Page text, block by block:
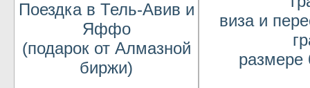
Поездка в Тель-Авив и
Яффо
(подарок от Алмазной
биржи)
виза и